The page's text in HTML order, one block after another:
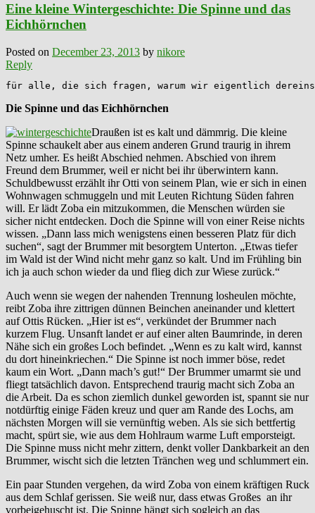
Eine kleine Wintergeschichte: Die Spinne und das
Eichhörnchen
Posted on December 23, 2013 by nikore
Reply
für alle, die sich fragen, warum wir eigentlich dereinst
Die Spinne und das Eichhörnchen
Draußen ist es kalt und dämmrig. Die kleine
Spinne schaukelt aber aus einem anderen Grund traurig in ihrem
Netz umher. Es heißt Abschied nehmen. Abschied von ihrem
Freund dem Brummer, weil er nicht bei ihr überwintern kann.
Schuldbewusst erzählt ihr Otti von seinem Plan, wie er sich in einen
Wohnwagen schmuggeln und mit Leuten Richtung Süden fahren
will. Er lädt Zoba ein mitzukommen, die Menschen würden sie
sicher nicht entdecken. Doch die Spinne will von einer Reise nichts
wissen. „Dann lass mich wenigstens einen besseren Platz für dich
suchen“, sagt der Brummer mit besorgtem Unterton. „Etwas tiefer
im Wald ist der Wind nicht mehr ganz so kalt. Und im Frühling bin
ich ja auch schon wieder da und flieg dich zur Wiese zurück.“
Auch wenn sie wegen der nahenden Trennung losheulen möchte,
reibt Zoba ihre zittrigen dünnen Beinchen aneinander und klettert
auf Ottis Rücken. „Hier ist es“, verkündet der Brummer nach
kurzem Flug. Unsanft landet er auf einer alten Baumrinde, in deren
Nähe sich ein großes Loch befindet. „Wenn es zu kalt wird, kannst
du dort hineinkriechen.“ Die Spinne ist noch immer böse, redet
kaum ein Wort. „Dann mach’s gut!“ Der Brummer umarmt sie und
fliegt tatsächlich davon. Entsprechend traurig macht sich Zoba an
die Arbeit. Da es schon ziemlich dunkel geworden ist, spannt sie nur
notdürftig einige Fäden kreuz und quer am Rande des Lochs, am
nächsten Morgen will sie vernünftig weben. Als sie sich bettfertig
macht, spürt sie, wie aus dem Hohlraum warme Luft emporsteigt.
Die Spinne muss nicht mehr zittern, denkt voller Dankbarkeit an den
Brummer, wischt sich die letzten Tränchen weg und schlummert ein.
Ein paar Stunden vergehen, da wird Zoba von einem kräftigen Ruck
aus dem Schlaf gerissen. Sie weiß nur, dass etwas Großes an ihr
vorbeigehuscht ist. Die Spinne hängt sich sogleich an das